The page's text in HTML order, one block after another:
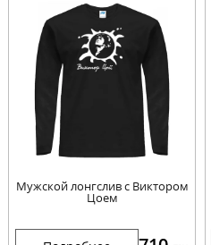
Мужской лонгслив с Виктором
Цоем